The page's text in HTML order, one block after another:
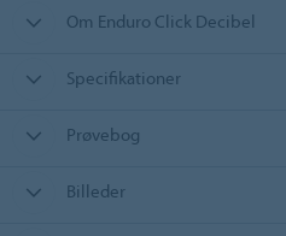
Om Enduro Click Decibel
Specifikationer
Prøvebog
Billeder